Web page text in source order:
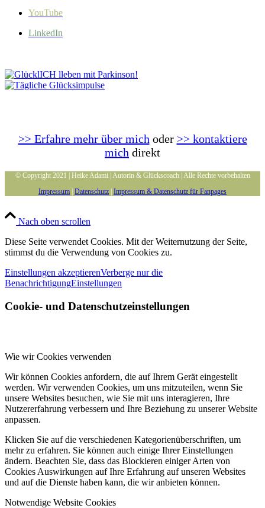
YouTube
LinkedIn
>> Erfahre mehr über mich oder >> kontaktiere
mich direkt
© Copyright 2021 | Heike Adami | Autorin & Glückscoach | Alle Rechte vorbehalten
Impressum Datenschutz Impressum & Datenschutz für Fanpages
Nach oben scrollen
Diese Seite verwendet Cookies. Mit der Weiternutzung der Seite,
stimmst du die Verwendung von Cookies zu.
Einstellungen akzeptierenVerberge nur die
BenachrichtigungEinstellungen
Cookie- und Datenschutzeinstellungen
Wie wir Cookies verwenden
Wir können Cookies anfordern, die auf Ihrem Gerät eingestellt
werden. Wir verwenden Cookies, um uns mitzuteilen, wenn Sie
unsere Websites besuchen, wie Sie mit uns interagieren, Ihre
Nutzererfahrung verbessern und Ihre Beziehung zu unserer Website
anpassen.
Klicken Sie auf die verschiedenen Kategorienüberschriften, um
mehr zu erfahren. Sie können auch einige Ihrer Einstellungen
ändern. Beachten Sie, dass das Blockieren einiger Arten von
Cookies Auswirkungen auf Ihre Erfahrung auf unseren Websites
und auf die Dienste haben kann, die wir anbieten können.
Notwendige Website Cookies